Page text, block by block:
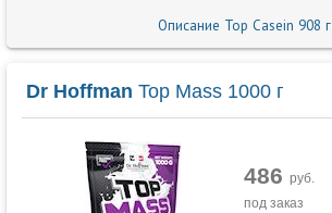
Описание Top Casein 908 г
Dr Hoffman Top Mass 1000 г
486 руб.
под заказ